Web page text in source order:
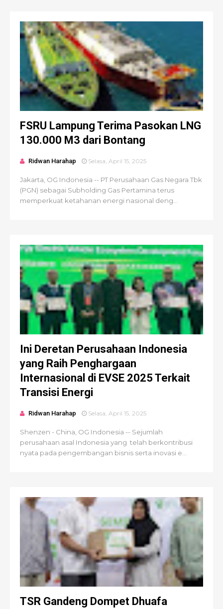
FSRU Lampung Terima Pasokan LNG
130.000 M3 dari Bontang
Ridwan Harahap Selasa, April 15, 2025
Jakarta, OG Indonesia -- PT Perusahaan Gas Negara Tbk
(PGN) sebagai Subholding Gas Pertamina terus
memperkuat ketahanan energi nasional deng...
Ini Deretan Perusahaan Indonesia
yang Raih Penghargaan
Internasional di EVSE 2025 Terkait
Transisi Energi
Ridwan Harahap Selasa, April 15, 2025
Shenzen - China, OG Indonesia -- Sejumlah
perusahaan asal Indonesia yang telah berkontribusi
nyata pada pengembangan bisnis serta inovasi e...
TSR Gandeng Dompet Dhuafa